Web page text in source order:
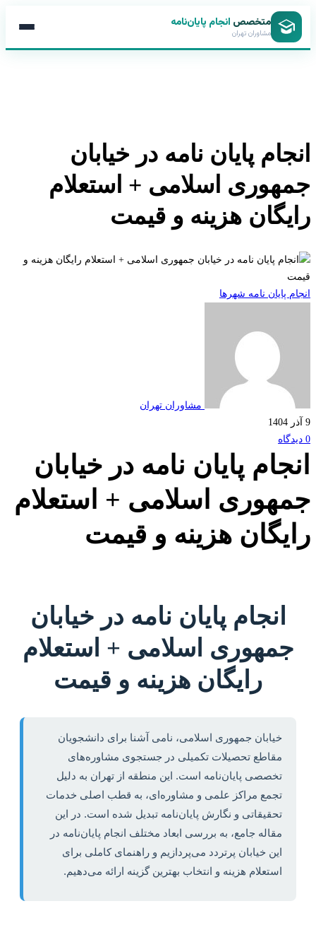
متخصصانجام پایان‌نامه
مشاوران تهران
پایان نامه در خیابان
اسلامی + استعلام
هزینه و قیمت
پایان نامه شهرها
مشاوران تهران
پایان نامه در خیابان
اسلامی + استعلام
هزینه و قیمت
انجام پایان نامه در خیابان
جمهوری اسلامی + استعلام
رایگان هزینه و قیمت
خیابان جمهوری اسلامی، نامی آشنا برای دانشجویان
مقاطع تحصیلات تکمیلی در جستجوی مشاوره‌های
تخصصی پایان‌نامه است. این منطقه از تهران به دلیل
تجمع مراکز علمی و مشاوره‌ای، به قطب اصلی خدمات
تحقیقاتی و نگارش پایان‌نامه تبدیل شده است. در این
مقاله جامع، به بررسی ابعاد مختلف انجام پایان‌نامه در
این خیابان پرتردد می‌پردازیم و راهنمای کاملی برای
استعلام هزینه و انتخاب بهترین گزینه ارائه می‌دهیم.